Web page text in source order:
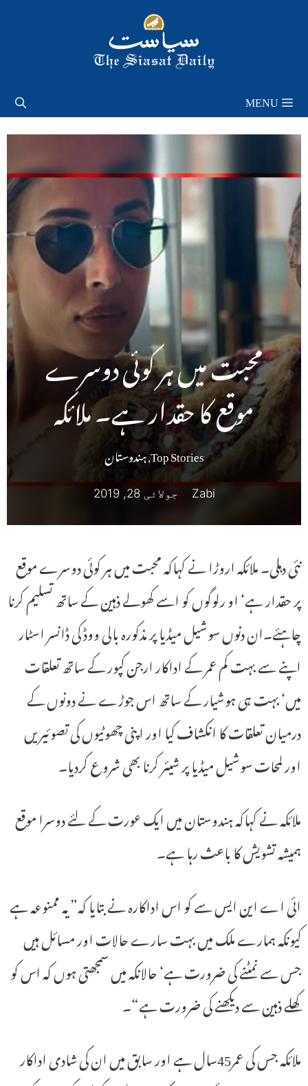
MENU
محبت میں ہر کوئی دوسرے
موقع کا حقدار ہے۔ ملائکہ
Top Stories
,ہندوستان
Zabi جولائی 28, 2019
نئی دہلی۔ ملائکہ اروڑا نے کہاکہ محبت میں ہر کوئی دوسرے موقع
پر حقدار ہے‘ او رلوگوں کو اسے کھولے ذہین کے ساتھ تسلیم کرنا
چاہئے۔ان دنوں سوشیل میڈیا پر مذکورہ بالی ووڈ کی ڈانسر اسٹار
اپنے سے بہت کم عمر کے اداکار ارجن کپور کے ساتھ تعلقات
میں‘ بہت ہی ہوشیار کے ساتھ اس جوڑے نے دونوں کے
درمیان تعلقات کا انکشاف کیا اور اپنی چھوٹیوں کی تصوئیریں
اور لمحات سوشیل میڈیا پر شیئر کرنا بھی شروع کردیا۔
ملائکہ نے کہاکہ ہندوستان میں ایک عورت کے لئے دوسرا موقع
ہمیشہ تشویش کا باعث رہا ہے۔
ائی اے این ایس سے کو اس اداکارہ نے بتایا کہ”یہ ممنوعہ ہے
کیونکہ ہمارے ملک میں بہت سارے حالات اور مسائل ہیں
جس سے نمٹنے کی ضرورت ہے‘ حالانکہ میں سمجھتی ہوں کہ اس کو
کھلے ذہین سے دیکھنے کی ضرورت ہے“۔
ملائکہ جس کی عمر45سال ہے اور سابق میں ان کی شادی اداکار